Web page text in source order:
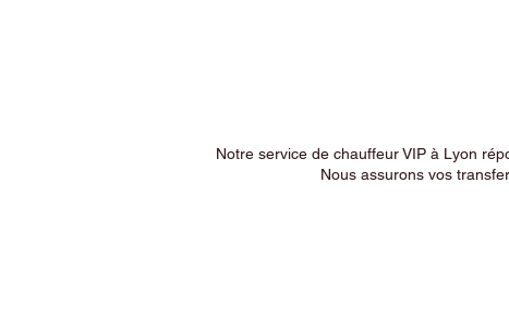
Notre service de chauffeur VIP à Lyon
Nous assurons vos